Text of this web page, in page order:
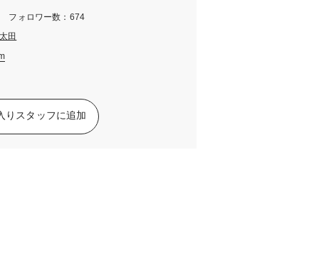
フォロワー数：674
田
りスタッフに追加